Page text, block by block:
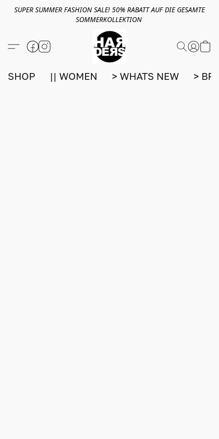
SUPER SUMMER FASHION SALE! 50% RABATT AUF DIE GESAMTE
SOMMERKOLLEKTION
SHOP || WOMEN > WHATS NEW >